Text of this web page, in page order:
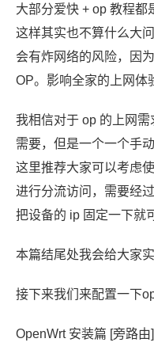
大部分爱快 + op 教程都
这样其实也不算什么大
会有炸网络的风险，因
OP。影响全家的上网体
我相信对于 op 的上网
需要，但是一个一个手
这里推荐大家可以考虑
进行分流访问，需要经
把设备的 ip 固定一下就
本篇结尾处我会给大家
接下来我们来配置一下
OpenWrt 安装篇 [旁路由]